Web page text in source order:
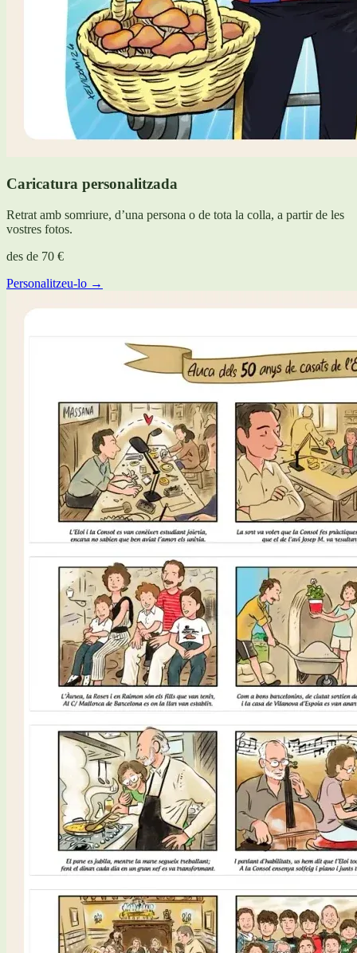
Caricatura personalitzada
Retrat amb somriure, d’una persona o de tota la colla, a partir de les
vostres fotos.
des de 70 €
Personalitzeu-lo →